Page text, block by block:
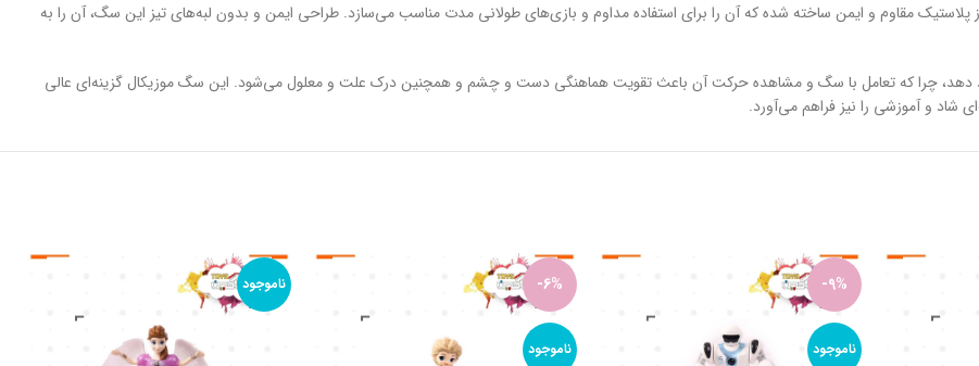
از پلاستیک مقاوم و ایمن ساخته شده که آن را برای استفاده مداوم و بازی‌های طولانی مدت مناسب می‌سازد. طراحی ایمن و بدون لبه‌های تیز این سگ، آن را به
دهد، چرا که تعامل با سگ و مشاهده حرکت آن باعث تقویت هماهنگی دست و چشم و همچنین درک علت و معلول می‌شود. این سگ موزیکال گزینه‌ای عالی
شاد و آموزشی را نیز فراهم می‌آورد.
-9%
ناموجود
-6%
ناموجود
ناموجود